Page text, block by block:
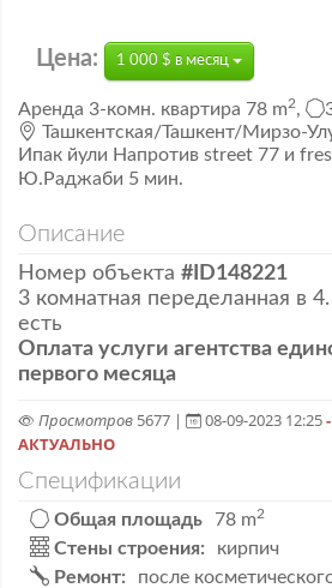
Цена: 1 000 $ в месяц
Аренда 3-комн. квартира 78 m2,
Ташкентская/Ташкент/Мирзо-
Ипак йули Напротив street 77 и
Ю.Раджаби 5 мин.
Описание
Номер объекта #ID148221
3 комнатная переделанная в
есть
Оплата услуги агентства
первого месяца
Просмотров 5677 | 08-09-2023 12:25
АКТУАЛЬНО
Спецификации
Общая площадь 78 m2
Стены строения:
кирпич
Ремонт:
после